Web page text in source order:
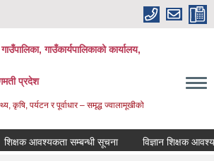
गाउँकार्यपालिकाको कार्यालय,
प्रदेश
कृषि, पर्यटन र पूर्वाधार – समृद्ध ज्वालामूखीको
आवश्यकता सम्बन्धी सूचना विज्ञान शिक्षक